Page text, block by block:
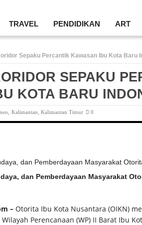
TRAVEL PENDIDIKAN ART
Sepaku Percantik Kawasan Ibu Kota Baru
SEPAKU
KOTA BARU
Kalimantan ,Kalimantan Timur 0
dan Pemberdayaan Masyarakat
– Otorita Ibu Kota Nusantara (OIKN)
Perencanaan (WP) II Barat Ibu